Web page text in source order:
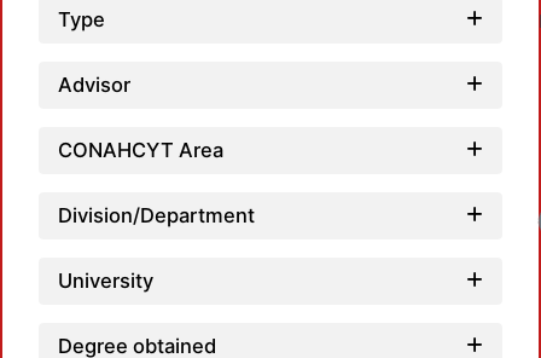
Type
Advisor
CONAHCYT Area
Division/Department
University
Degree obtained